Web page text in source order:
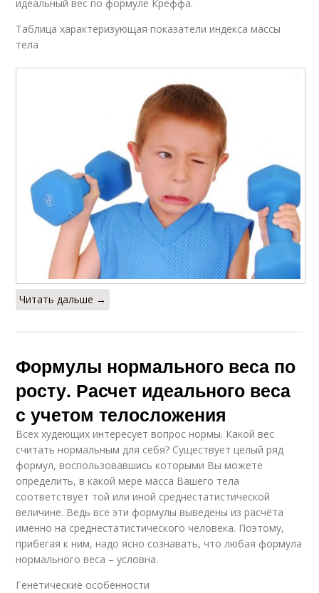
идеальный вес по формуле Креффа.
Таблица характеризующая показатели индекса массы
тела
Читать дальше →
Формулы нормального веса по
росту. Расчет идеального веса
с учетом телосложения
Всех худеющих интересует вопрос нормы. Какой вес
считать нормальным для себя? Существует целый ряд
формул, воспользовавшись которыми Вы можете
определить, в какой мере масса Вашего тела
соответствует той или иной среднестатистической
величине. Ведь все эти формулы выведены из расчёта
именно на среднестатистического человека. Поэтому,
прибегая к ним, надо ясно сознавать, что любая формула
нормального веса – условна.
Генетические особенности